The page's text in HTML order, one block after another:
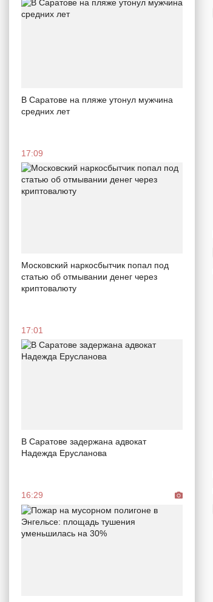
В Саратове на пляже утонул мужчина
средних лет
17:09
Московский наркосбытчик попал под
статью об отмывании денег через
криптовалюту
17:01
В Саратове задержана адвокат
Надежда Ерусланова
16:29